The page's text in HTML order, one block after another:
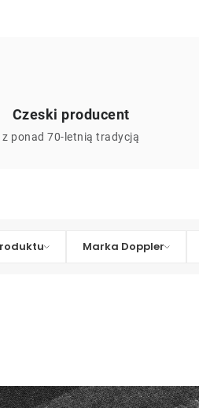
Czeski producent
z ponad 70-letnią tradycją
Marka Doppler